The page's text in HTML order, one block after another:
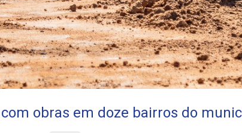
obras em doze bairros do